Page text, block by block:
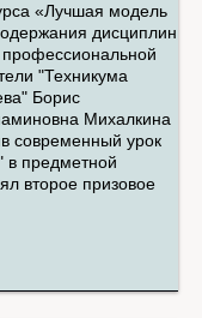
«Лучшая модель
дисциплин
профессиональной
"Техникума
Борис
Михалкина
современный урок
в предметной
второе призовое